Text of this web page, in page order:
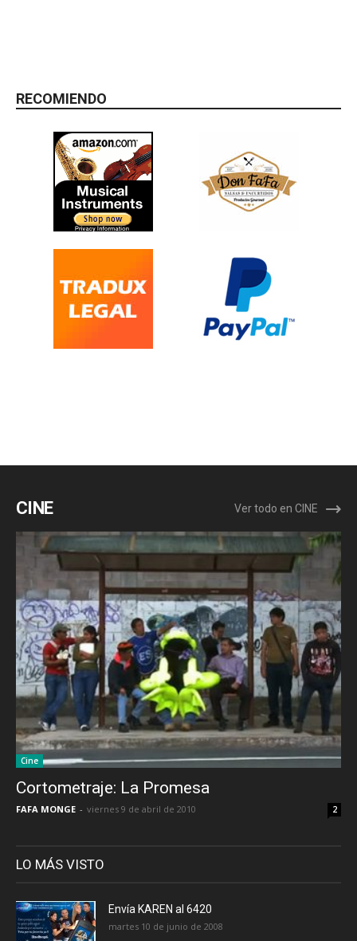
RECOMIENDO
CINE Ver todo en CINE
Cine
Cortometraje: La Promesa
FAFA MONGE - viernes 9 de abril de 2010 2
LO MÁS VISTO
Envía KAREN al 6420
martes 10 de junio de 2008